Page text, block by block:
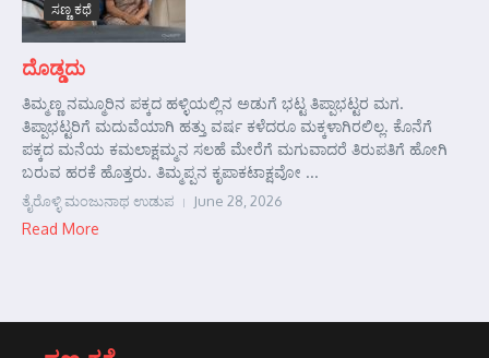
ಸಣ್ಣ ಕಥೆ
ದೊಡ್ಡದು
ತಿಮ್ಮಣ್ಣ ನಮ್ಮೂರಿನ ಪಕ್ಕದ ಹಳ್ಳಿಯಲ್ಲಿನ ಅಡುಗೆ ಭಟ್ಟ ತಿಪ್ಪಾಭಟ್ಟರ ಮಗ.
ತಿಪ್ಪಾಭಟ್ಟರಿಗೆ ಮದುವೆಯಾಗಿ ಹತ್ತು ವರ್ಷ ಕಳೆದರೂ ಮಕ್ಕಳಾಗಿರಲಿಲ್ಲ. ಕೊನೆಗೆ
ಪಕ್ಕದ ಮನೆಯ ಕಮಲಾಕ್ಷಮ್ಮನ ಸಲಹೆ ಮೇರೆಗೆ ಮಗುವಾದರೆ ತಿರುಪತಿಗೆ ಹೋಗಿ
ಬರುವ ಹರಕೆ ಹೊತ್ತರು. ತಿಮ್ಮಪ್ಪನ ಕೃಪಾಕಟಾಕ್ಷವೋ ...
ತೈರೊಳ್ಳಿ ಮಂಜುನಾಥ ಉಡುಪ June 28, 2026
Read More